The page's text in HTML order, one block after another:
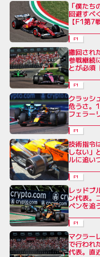
「僕た
回避すべ
【F1第7
F1
撤回され
参戦継続
とが必須
F1
クラッシ
危うさ。
フェラー
F1
技術指令
しない」
ルに追い
F1
レッドブ
ン代表。
ペンを追
F1
マクラー
で行われ
代表。直